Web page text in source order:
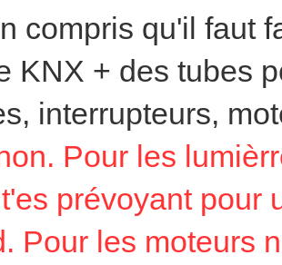
compris qu'il faut
KNX + des tubes
interrupteurs,
Pour les
prévoyant pour
Pour les moteurs